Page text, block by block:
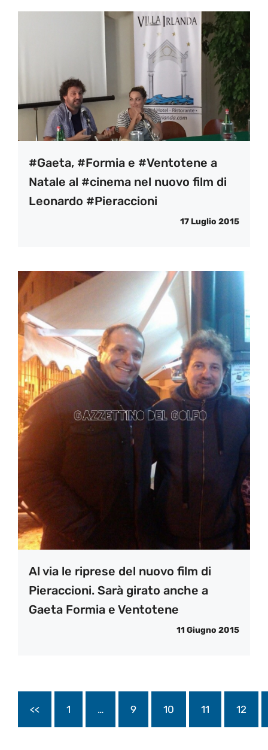
#Gaeta, #Formia e #Ventotene a
Natale al #cinema nel nuovo film di
Leonardo #Pieraccioni
17 Luglio 2015
Al via le riprese del nuovo film di
Pieraccioni. Sarà girato anche a
Gaeta Formia e Ventotene
11 Giugno 2015
<< 1 … 9 10 11 12